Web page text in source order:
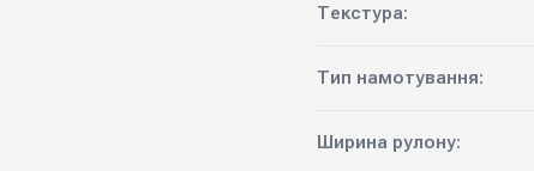
Текстура:
Тип намотування:
Ширина рулону: